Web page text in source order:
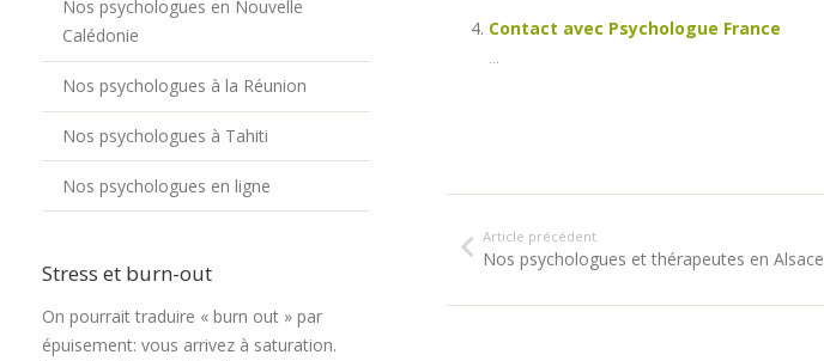
Contact avec Psychologue France
Article précédent
Nos psychologues et thérapeutes en Alsace
Nos psychologues en Nouvelle
Calédonie
Nos psychologues à la Réunion
Nos psychologues à Tahiti
Nos psychologues en ligne
Stress et burn-out
On pourrait traduire « burn out » par
épuisement: vous arrivez à saturation.